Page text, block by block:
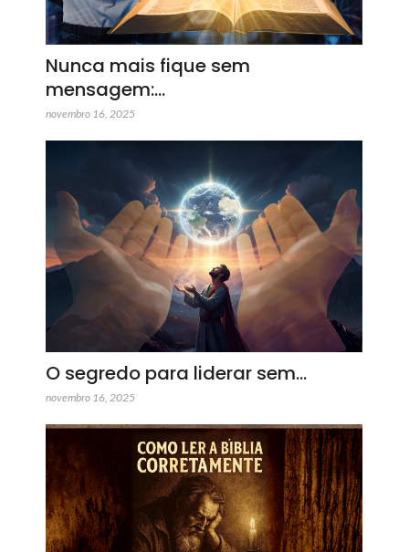
Nunca mais fique sem
mensagem:…
novembro 16, 2025
O segredo para liderar sem…
novembro 16, 2025